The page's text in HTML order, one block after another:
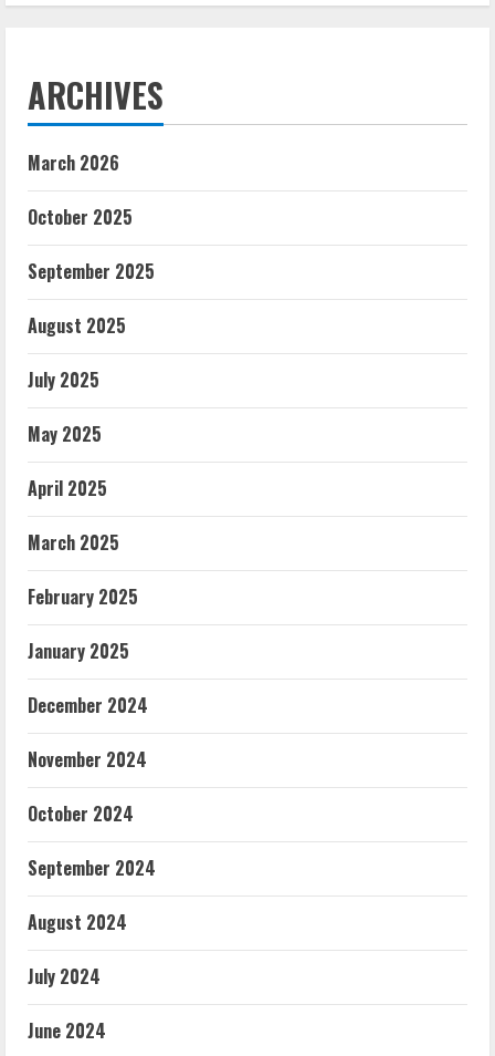
ARCHIVES
March 2026
October 2025
September 2025
August 2025
July 2025
May 2025
April 2025
March 2025
February 2025
January 2025
December 2024
November 2024
October 2024
September 2024
August 2024
July 2024
June 2024